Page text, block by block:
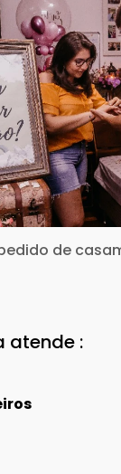
de
atende :